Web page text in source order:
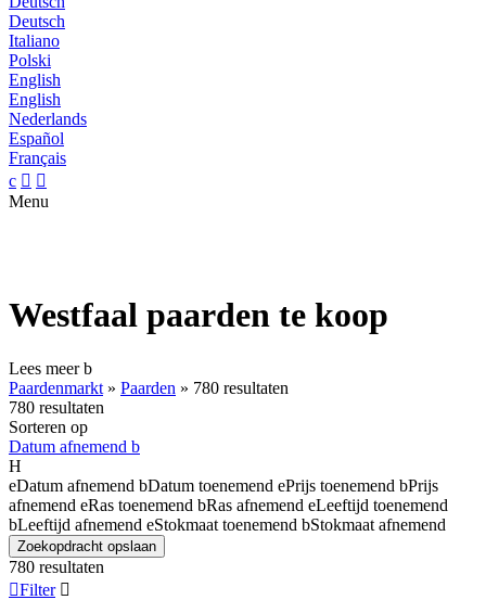
Deutsch
Italiano
Polski
English
English
Nederlands
Español
Français
c  
Menu
Westfaal paarden te koop
Lees meerb
Paardenmarkt » Paarden » 780 resultaten
780 resultaten
Sorteren op
Datum afnemend b
H
eDatum afnemend bDatum toenemend ePrijs toenemend bPrijs
afnemend eRas toenemend bRas afnemend eLeeftijd toenemend
bLeeftijd afnemend eStokmaat toenemend bStokmaat afnemend
Zoekopdracht opslaan
780 resultaten
Filter 